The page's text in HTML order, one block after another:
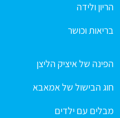
הריון ולידה
בריאות וכושר
הפינה של איציק הליצן
חוג הבישול של אמאבא
מבלים עם ילדים